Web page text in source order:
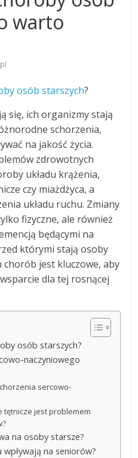
warto
osób starszych?
się, ich organizmy stają
schorzenia,
na jakość życia.
zdrowotnych
układu krążenia,
czy miażdżyca, a
układu ruchu. Zmiany
fizyczne, ale również
będącymi na
którymi stają osoby
jest kluczowe, aby
dla tej rosnącej
osób starszych?
naczyniowego
sercowo-
tętnicze jest problemem
na osoby starsze?
wpływają na seniorów?